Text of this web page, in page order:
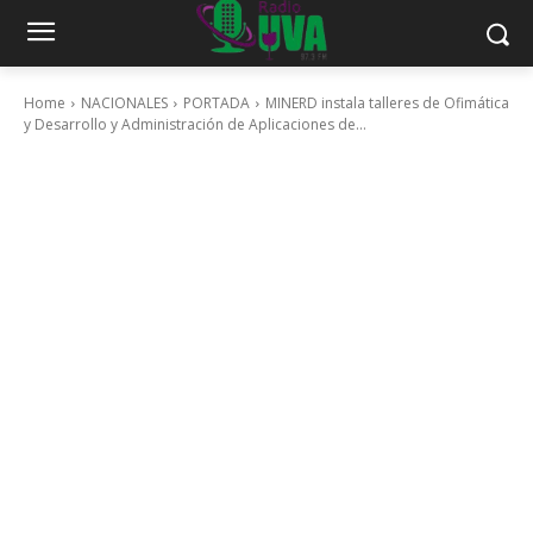
Home NACIONALES PORTADA
MINERD instala talleres de Ofimática
y Desarrollo y Administración de Aplicaciones de...